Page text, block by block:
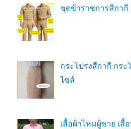
ชุดข้าราชการสีกากี
กระโปรงสีกากี กร
ไซส์
เสื้อผ้าไหมผู้ชาย เสื้